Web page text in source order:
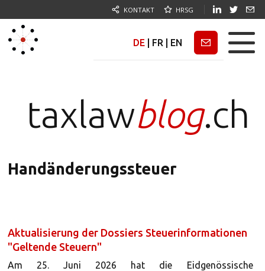
KONTAKT HRSG
DE FR EN Newsletter
taxlawblog.ch
Handänderungssteuer
Aktualisierung der Dossiers Steuerinformationen
"Geltende Steuern"
Am 25. Juni 2026 hat die Eidgenössische